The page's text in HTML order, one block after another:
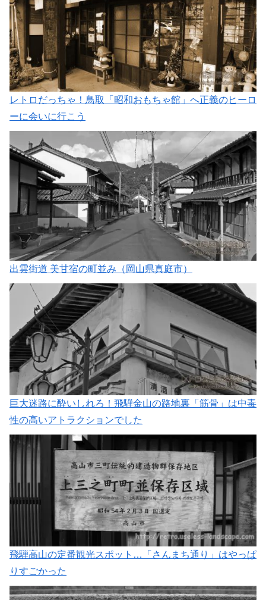
レトロだっちゃ！鳥取「昭和おもちゃ館」へ正義のヒーロ
ーに会いに行こう
出雲街道 美甘宿の町並み（岡山県真庭市）
巨大迷路に酔いしれろ！飛騨金山の路地裏「筋骨」は中毒
性の高いアトラクションでした
飛騨高山の定番観光スポット…「さんまち通り」はやっぱ
りすごかった